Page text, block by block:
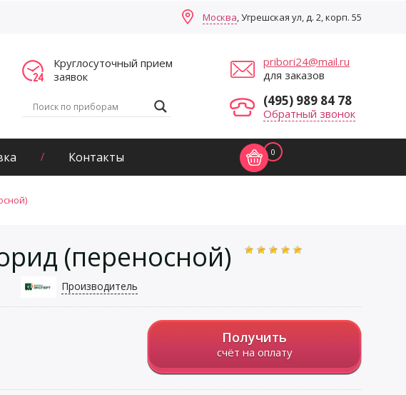
Москва, Угрешская ул, д. 2, корп. 55
Круглосуточный прием
заявок
pribori24@mail.ru
для заказов
(495) 989 84 78
Обратный звонок
Контакты 0
(переносной)
Производитель
Получить
счёт на оплату